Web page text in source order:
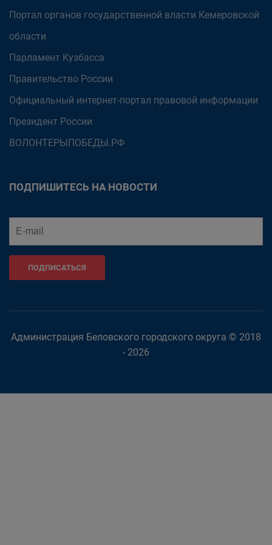
Портал органов государственной власти Кемеровской
области
Парламент Кузбасса
Правительство России
Официальный интернет-портал правовой информации
Президент России
ВОЛОНТЕРЫПОБЕДЫ.РФ
ПОДПИШИТЕСЬ НА НОВОСТИ
ПОДПИСАТЬСЯ
Администрация Беловского городского округа © 2018
- 2026